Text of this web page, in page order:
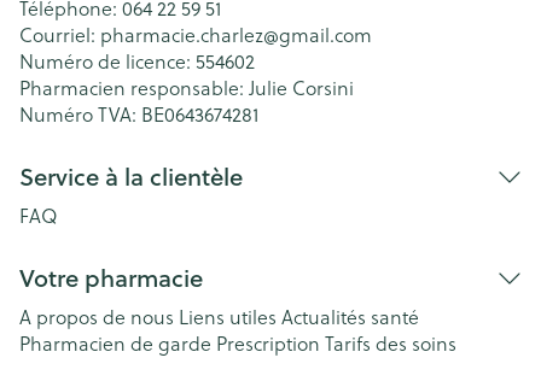
Téléphone: 064 22 59 51
Courriel: pharmacie.charlez@gmail.com
Numéro de licence: 554602
Pharmacien responsable: Julie Corsini
Numéro TVA: BE0643674281
Service à la clientèle
FAQ
Votre pharmacie
A propos de nous Liens utiles Actualités santé
Pharmacien de garde Prescription Tarifs des soins